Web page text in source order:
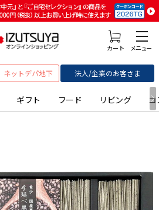
ネットデパ地下 法人/企業のお客さま
ギフト フード リビング コ